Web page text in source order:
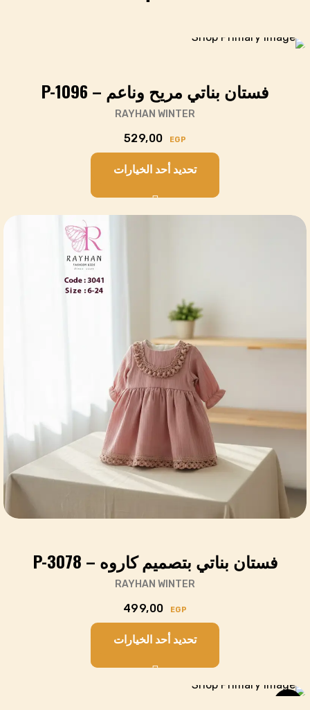
فستان بناتي مريح وناعم – P-1096
RAYHAN WINTER
529,00 EGP
تحديد أحد الخيارات
فستان بناتي بتصميم كاروه – P-3078
RAYHAN WINTER
499,00 EGP
تحديد أحد الخيارات